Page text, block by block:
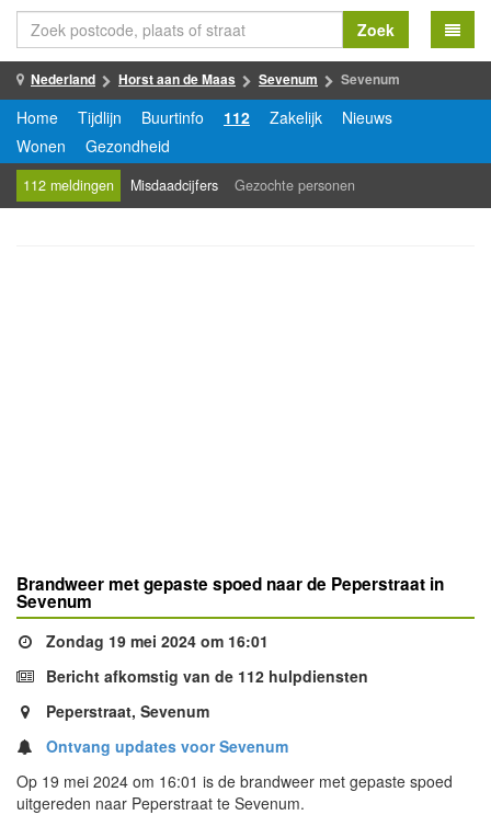
Zoek
Nederland Horst aan de Maas Sevenum Sevenum
Home Tijdlijn Buurtinfo 112 Zakelijk
Nieuws
Wonen
Gezondheid
112 meldingen Misdaadcijfers Gezochte personen
Brandweer met gepaste spoed naar de Peperstraat in
Sevenum
Zondag 19 mei 2024 om 16:01
Bericht afkomstig van de 112 hulpdiensten
Peperstraat, Sevenum
Ontvang updates voor Sevenum
Op 19 mei 2024 om 16:01 is de brandweer met gepaste spoed
uitgereden naar Peperstraat te Sevenum.